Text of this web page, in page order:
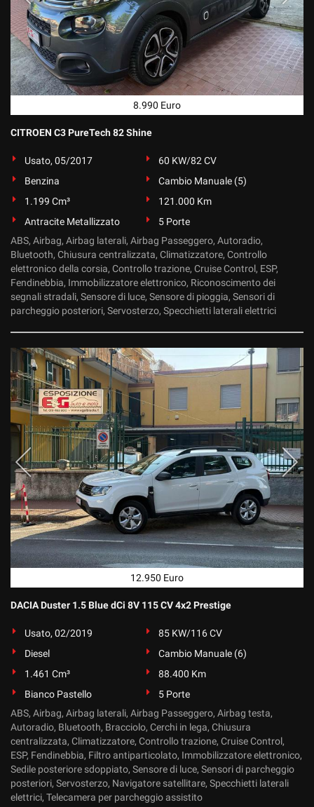
8.990 Euro
CITROEN C3 PureTech 82 Shine
Usato, 05/2017
60 KW/82 CV
Benzina
Cambio Manuale (5)
1.199 Cm³
121.000 Km
Antracite Metallizzato
5 Porte
ABS, Airbag, Airbag laterali, Airbag Passeggero, Autoradio,
Bluetooth, Chiusura centralizzata, Climatizzatore, Controllo
elettronico della corsia, Controllo trazione, Cruise Control, ESP,
Fendinebbia, Immobilizzatore elettronico, Riconoscimento dei
segnali stradali, Sensore di luce, Sensore di pioggia, Sensori di
parcheggio posteriori, Servosterzo, Specchietti laterali elettrici
12.950 Euro
DACIA Duster 1.5 Blue dCi 8V 115 CV 4x2 Prestige
Usato, 02/2019
85 KW/116 CV
Diesel
Cambio Manuale (6)
1.461 Cm³
88.400 Km
Bianco Pastello
5 Porte
ABS, Airbag, Airbag laterali, Airbag Passeggero, Airbag testa,
Autoradio, Bluetooth, Bracciolo, Cerchi in lega, Chiusura
centralizzata, Climatizzatore, Controllo trazione, Cruise Control,
ESP, Fendinebbia, Filtro antiparticolato, Immobilizzatore elettronico,
Sedile posteriore sdoppiato, Sensore di luce, Sensori di parcheggio
posteriori, Servosterzo, Navigatore satellitare, Specchietti laterali
elettrici, Telecamera per parcheggio assistito